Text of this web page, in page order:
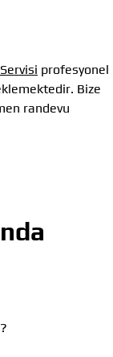
profesyonel
Bize
randevu